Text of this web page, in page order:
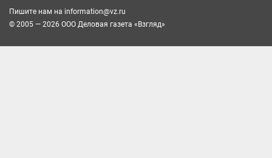
Пишите нам на information@vz.ru
© 2005 — 2026 ООО Деловая газета «Взгляд»